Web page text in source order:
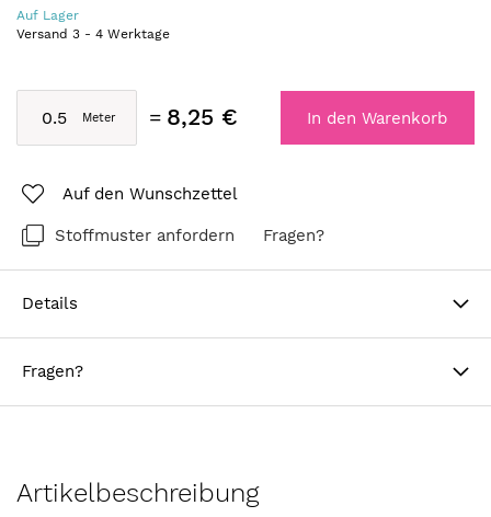
Auf Lager
Versand 3 - 4 Werktage
8,25 € In den Warenkorb
Auf den Wunschzettel
Stoffmuster anfordern Fragen?
Details
Fragen?
Artikelbeschreibung